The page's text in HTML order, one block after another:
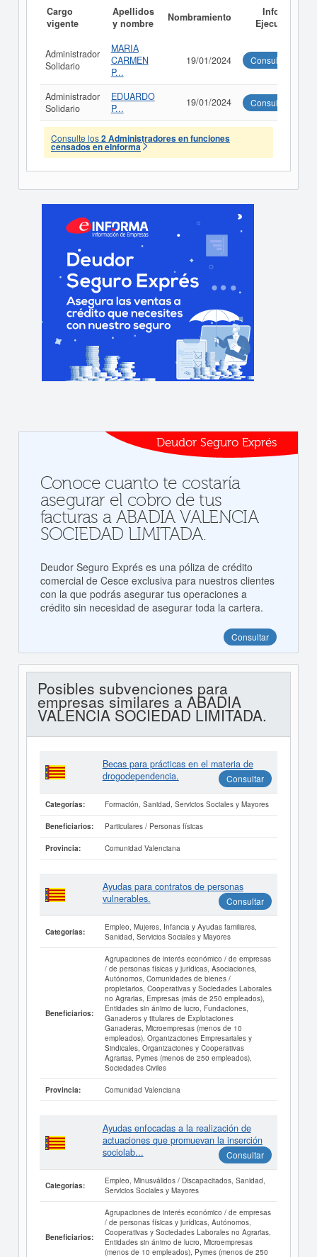
Cargo
vigente
Apellidos
y nombre
Nombramiento
Informe
Ejecutivo
Administrador
Solidario
MARIA
CARMEN
P...
19/01/2024 Consultar
Administrador
Solidario
EDUARDO
P...
19/01/2024 Consultar
Consulte los2 Administradores en funciones
censados en eInforma
Deudor Seguro Exprés
Conoce cuanto te costaría
asegurar el cobro de tus
facturas a ABADIA VALENCIA
SOCIEDAD LIMITADA.
Deudor Seguro Exprés es una póliza de crédito
comercial de Cesce exclusiva para nuestros clientes
con la que podrás asegurar tus operaciones a
crédito sin necesidad de asegurar toda la cartera.
Consultar
Posibles subvenciones para
empresas similares a ABADIA
VALENCIA SOCIEDAD LIMITADA.
Becas para prácticas en el materia de
drogodependencia.
Consultar
Categorías: Formación, Sanidad, Servicios Sociales y Mayores
Beneficiarios: Particulares / Personas físicas
Provincia: Comunidad Valenciana
Ayudas para contratos de personas
vulnerables.
Consultar
Categorías:
Empleo, Mujeres, Infancia y Ayudas familiares,
Sanidad, Servicios Sociales y Mayores
Beneficiarios:
Agrupaciones de interés económico / de empresas
/ de personas físicas y jurídicas, Asociaciones,
Autónomos, Comunidades de bienes /
propietarios, Cooperativas y Sociedades Laborales
no Agrarias, Empresas (más de 250 empleados),
Entidades sin ánimo de lucro, Fundaciones,
Ganaderos y titulares de Explotaciones
Ganaderas, Microempresas (menos de 10
empleados), Organizaciones Empresariales y
Sindicales, Organizaciones y Cooperativas
Agrarias, Pymes (menos de 250 empleados),
Sociedades Civiles
Provincia: Comunidad Valenciana
Ayudas enfocadas a la realización de
actuaciones que promuevan la inserción
sociolab...
Consultar
Categorías:
Empleo, Minusválidos / Discapacitados, Sanidad,
Servicios Sociales y Mayores
Beneficiarios:
Agrupaciones de interés económico / de empresas
/ de personas físicas y jurídicas, Autónomos,
Cooperativas y Sociedades Laborales no Agrarias,
Entidades sin ánimo de lucro, Microempresas
(menos de 10 empleados), Pymes (menos de 250